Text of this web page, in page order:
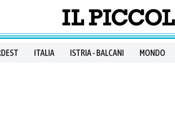
ITALIA ISTRIA - BALCANI MONDO